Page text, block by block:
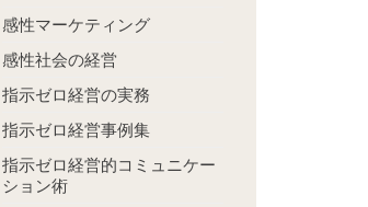
感性マーケティング
感性社会の経営
指示ゼロ経営の実務
指示ゼロ経営事例集
指示ゼロ経営的コミュニケー
ション術